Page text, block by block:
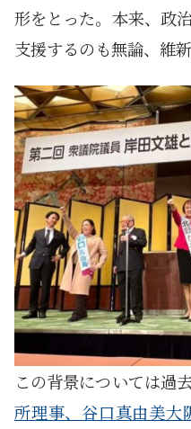
形をとった。本来、政
支援するのも無論、維
この背景については過去
所理事、谷口真由美大